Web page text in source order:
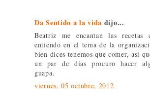
Da Sentido a la vida dijo...
Beatriz me encantan las
entiendo en el tema de la
bien dices tenemos que comer, así
un par de días procuro hacer
guapa.
viernes, 05 octubre, 2012